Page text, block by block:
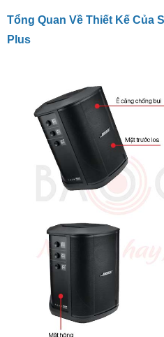
Tổng Quan Về Thiết Kế Của
Plus